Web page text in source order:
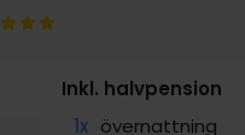
Inkl. halvpension
1x övernattning